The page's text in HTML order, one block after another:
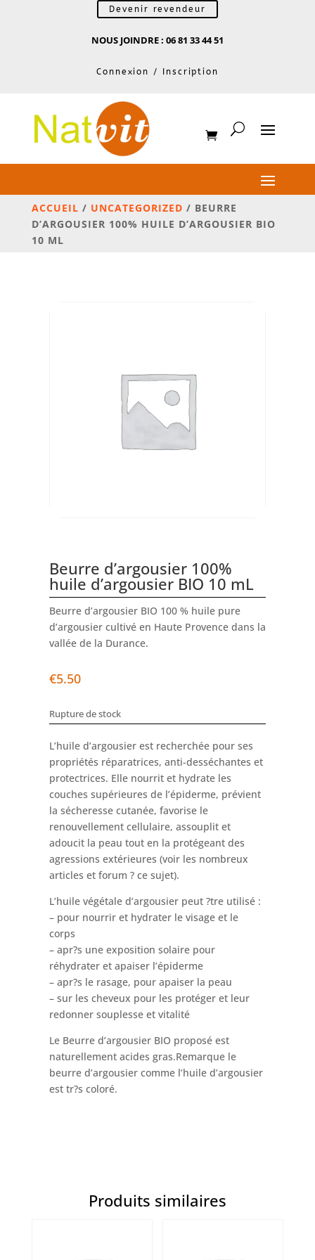
Devenir revendeur
NOUS JOINDRE : 06 81 33 44 51
Connexion / Inscription
ACCUEIL / UNCATEGORIZED / BEURRE
D’ARGOUSIER 100% HUILE D’ARGOUSIER BIO
10 ML
Beurre d’argousier 100%
huile d’argousier BIO 10 mL
Beurre d’argousier BIO 100 % huile pure
d’argousier cultivé en Haute Provence dans la
vallée de la Durance.
€5.50
Rupture de stock
L’huile d’argousier est recherchée pour ses
propriétés réparatrices, anti-desséchantes et
protectrices. Elle nourrit et hydrate les
couches supérieures de l’épiderme, prévient
la sécheresse cutanée, favorise le
renouvellement cellulaire, assouplit et
adoucit la peau tout en la protégeant des
agressions extérieures (voir les nombreux
articles et forum ? ce sujet).
L’huile végétale d’argousier peut ?tre utilisé :
– pour nourrir et hydrater le visage et le
corps
– apr?s une exposition solaire pour
réhydrater et apaiser l’épiderme
– apr?s le rasage, pour apaiser la peau
– sur les cheveux pour les protéger et leur
redonner souplesse et vitalité
Le Beurre d’argousier BIO proposé est
naturellement acides gras.Remarque le
beurre d’argousier comme l’huile d’argousier
est tr?s coloré.
Produits similaires